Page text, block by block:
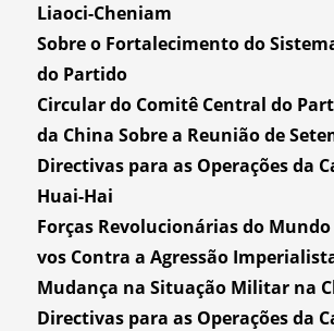
Liaoci-Cheniam
Sobre o Fortalecimento do
do Partido
Circular do Comitê Central do
da China Sobre a Reunião de
Directivas para as Operações da
Huai-Hai
Forças Revolucionárias do
vos Contra a Agressão
Mudança na Situação Militar na
Directivas para as Operações da